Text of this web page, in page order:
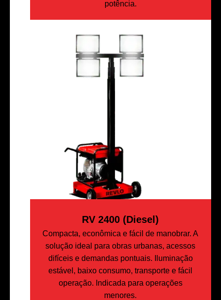
potência.
RV 2400 (Diesel)
Compacta, econômica e fácil de manobrar. A
solução ideal para obras urbanas, acessos
difíceis e demandas pontuais. Iluminação
estável, baixo consumo, transporte e fácil
operação. Indicada para operações
menores.